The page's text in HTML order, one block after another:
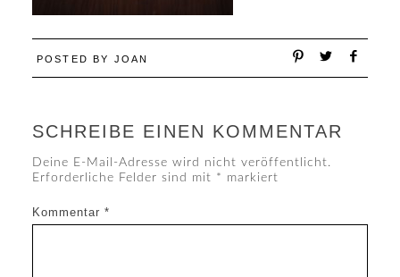
POSTED BY JOAN
SCHREIBE EINEN KOMMENTAR
Deine E-Mail-Adresse wird nicht veröffentlicht.
Erforderliche Felder sind mit * markiert
Kommentar *